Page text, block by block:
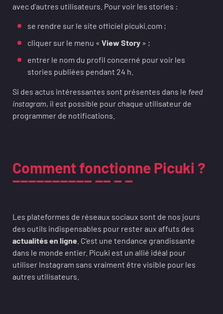
avec d’autres utilisateurs. Pour voir les stories :
se rendre sur le site officiel picuki.com ;
cliquer sur le menu « View Story » ;
entrer le nom du profil concerné pour voir les
stories publiées pendant 24 h.
Si des actus intéressantes sont présentes dans le feed
instagram, il est possible pour chaque utilisateur de
programmer de notifications.
Comment fonctionne Picuki ?
Les plateformes de réseaux sociaux sont de nos jours
des outils indispensables pour rester aux affuts des
actualités en ligne . C’est une tendance grandissante
dans le monde entier. Picuki est un allié idéal pour
utiliser Instagram sans vraiment être visible pour les
autres utilisateurs.